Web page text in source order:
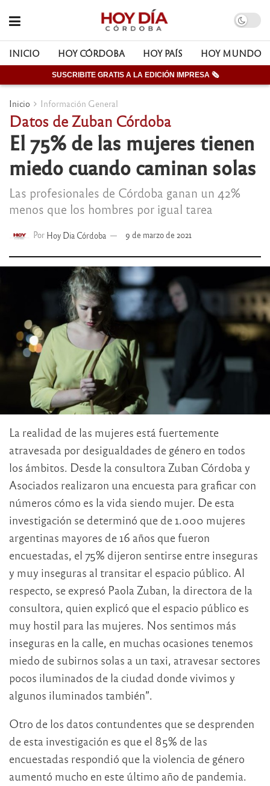
INICIO HOY CÓRDOBA HOY PAÍS HOY MUNDO
SUSCRIBITE GRATIS A LA EDICIÓN IMPRESA 🗞
Inicio Información General
Datos de Zuban Córdoba
El 75% de las mujeres tienen
miedo cuando caminan solas
Las profesionales de Córdoba ganan un 42%
menos que los hombres por igual tarea
Por Hoy Dia Córdoba 9 de marzo de 2021
La realidad de las mujeres está fuertemente
atravesada por desigualdades de género en todos
los ámbitos. Desde la consultora Zuban Córdoba y
Asociados realizaron una encuesta para graficar con
números cómo es la vida siendo mujer. De esta
investigación se determinó que de 1.000 mujeres
argentinas mayores de 16 años que fueron
encuestadas, el 75% dijeron sentirse entre inseguras
y muy inseguras al transitar el espacio público. Al
respecto, se expresó Paola Zuban, la directora de la
consultora, quien explicó que el espacio público es
muy hostil para las mujeres. Nos sentimos más
inseguras en la calle, en muchas ocasiones tenemos
miedo de subirnos solas a un taxi, atravesar sectores
pocos iluminados de la ciudad donde vivimos y
algunos iluminados también”.
Otro de los datos contundentes que se desprenden
de esta investigación es que el 85% de las
encuestadas respondió que la violencia de género
aumentó mucho en este último año de pandemia.